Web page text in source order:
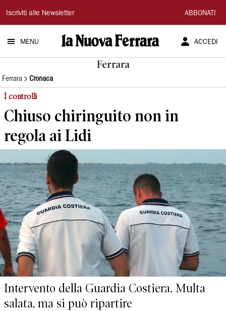
La
Nuova
Ferrara
Iscriviti alle Newsletter ABBONATI
MENU ACCEDI
Ferrara
Ferrara Cronaca
I controlli
Chiuso chiringuito non in
regola ai Lidi
Intervento della Guardia Costiera. Multa
salata, ma si può ripartire